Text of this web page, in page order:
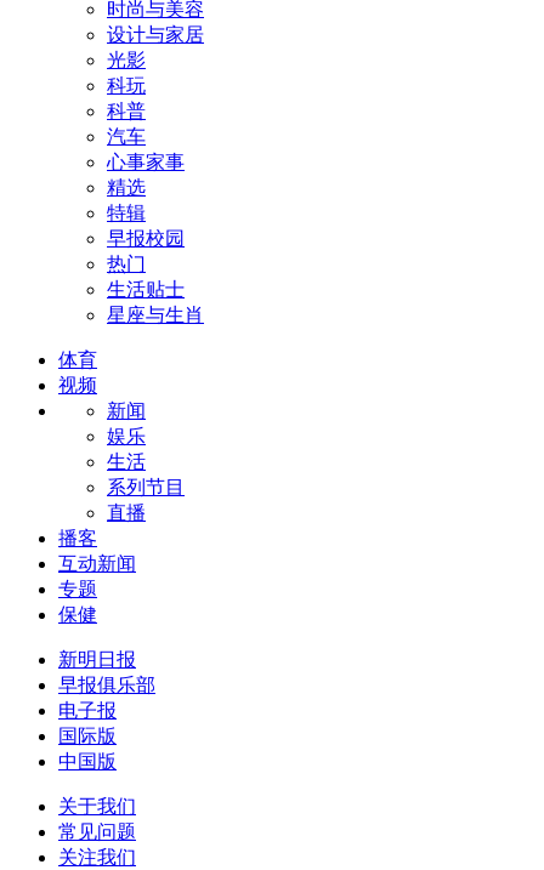
时尚与美容
设计与家居
光影
科玩
科普
汽车
心事家事
精选
特辑
早报校园
热门
生活贴士
星座与生肖
体育
视频
新闻
娱乐
生活
系列节目
直播
播客
互动新闻
专题
保健
新明日报
早报俱乐部
电子报
国际版
中国版
关于我们
常见问题
关注我们